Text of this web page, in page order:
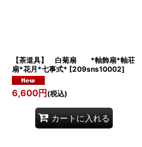
【茶道具】 白菊扇 *軸飾扇*軸荘
扇*花月*七事式* [209sns10002]
6,600円 (税込)
カートに入れる